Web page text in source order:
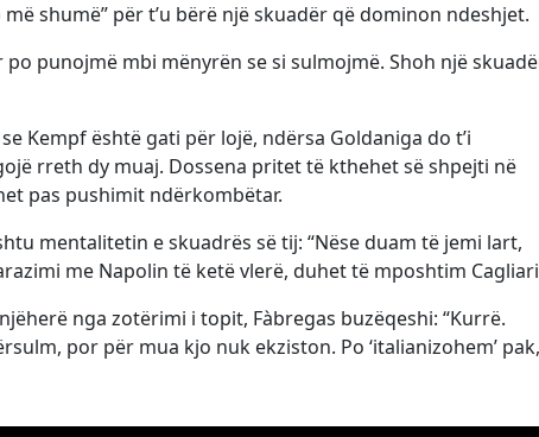
shumë” për t’u bërë një skuadër që dominon ndeshjet.
po punojmë mbi mënyrën se si sulmojmë. Shoh një
Kempf është gati për lojë, ndërsa Goldaniga do t’i
rreth dy muaj. Dossena pritet të kthehet së shpejti në
pas pushimit ndërkombëtar.
mentalitetin e skuadrës së tij: “Nëse duam të jemi lart,
me Napolin të ketë vlerë, duhet të mposhtim
nga zotërimi i topit, Fàbregas buzëqeshi: “Kurrë.
por për mua kjo nuk ekziston. Po ‘italianizohem’ pak,